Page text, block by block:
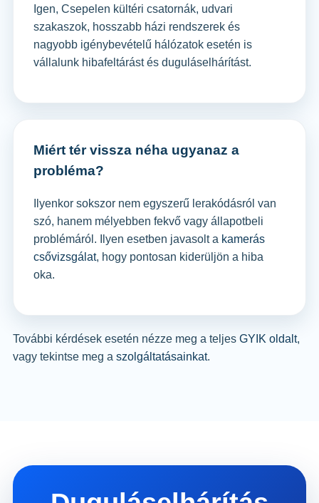
Igen, Csepelen kültéri csatornák, udvari
szakaszok, hosszabb házi rendszerek és
nagyobb igénybevételű hálózatok esetén is
vállalunk hibafeltárást és duguláselhárítást.
Miért tér vissza néha ugyanaz a
probléma?
Ilyenkor sokszor nem egyszerű lerakódásról van
szó, hanem mélyebben fekvő vagy állapotbeli
problémáról. Ilyen esetben javasolt a kamerás
csővizsgálat, hogy pontosan kiderüljön a hiba
oka.
További kérdések esetén nézze meg a teljes GYIK oldalt,
vagy tekintse meg a szolgáltatásainkat.